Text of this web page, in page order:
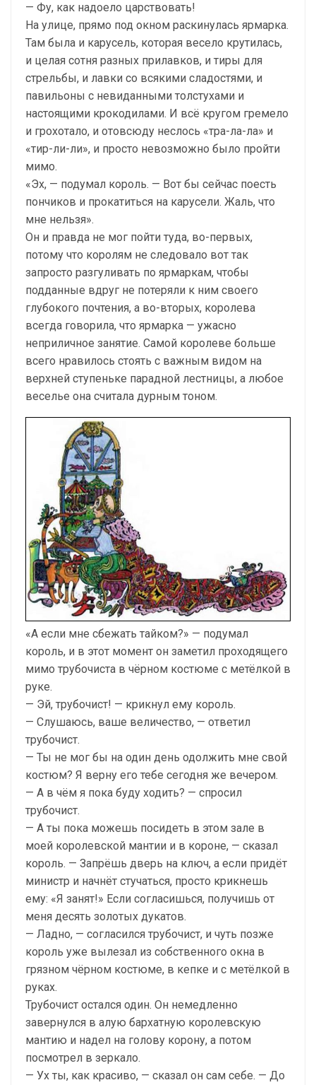
— Фу, как надоело царствовать!
На улице, прямо под окном раскинулась ярмарка.
Там была и карусель, которая весело крутилась,
и целая сотня разных прилавков, и тиры для
стрельбы, и лавки со всякими сладостями, и
павильоны с невиданными толстухами и
настоящими крокодилами. И всё кругом гремело
и грохотало, и отовсюду неслось «тра-ла-ла» и
«тир-ли-ли», и просто невозможно было пройти
мимо.
«Эх, — подумал король. — Вот бы сейчас поесть
пончиков и прокатиться на карусели. Жаль, что
мне нельзя».
Он и правда не мог пойти туда, во-первых,
потому что королям не следовало вот так
запросто разгуливать по ярмаркам, чтобы
подданные вдруг не потеряли к ним своего
глубокого почтения, а во-вторых, королева
всегда говорила, что ярмарка — ужасно
неприличное занятие. Самой королеве больше
всего нравилось стоять с важным видом на
верхней ступеньке парадной лестницы, а любое
веселье она считала дурным тоном.
«А если мне сбежать тайком?» — подумал
король, и в этот момент он заметил проходящего
мимо трубочиста в чёрном костюме с метёлкой в
руке.
— Эй, трубочист! — крикнул ему король.
— Слушаюсь, ваше величество, — ответил
трубочист.
— Ты не мог бы на один день одолжить мне свой
костюм? Я верну его тебе сегодня же вечером.
— А в чём я пока буду ходить? — спросил
трубочист.
— А ты пока можешь посидеть в этом зале в
моей королевской мантии и в короне, — сказал
король. — Запрёшь дверь на ключ, а если придёт
министр и начнёт стучаться, просто крикнешь
ему: «Я занят!» Если согласишься, получишь от
меня десять золотых дукатов.
— Ладно, — согласился трубочист, и чуть позже
король уже вылезал из собственного окна в
грязном чёрном костюме, в кепке и с метёлкой в
руках.
Трубочист остался один. Он немедленно
завернулся в алую бархатную королевскую
мантию и надел на голову корону, а потом
посмотрел в зеркало.
— Ух ты, как красиво, — сказал он сам себе. — До